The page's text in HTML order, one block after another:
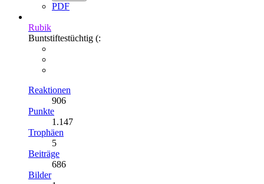
PDF
Rubik
Buntstiftestüchtig (:
Reaktionen
906
Punkte
1.147
Trophäen
5
Beiträge
686
Bilder